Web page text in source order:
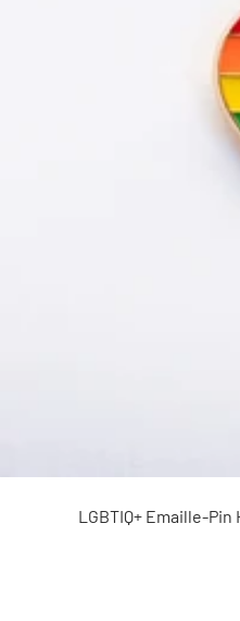
LGBTIQ+ Emaille-